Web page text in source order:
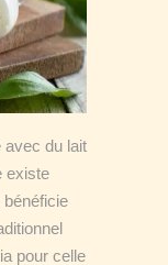
avec du lait
existe
bénéficie
pour celle